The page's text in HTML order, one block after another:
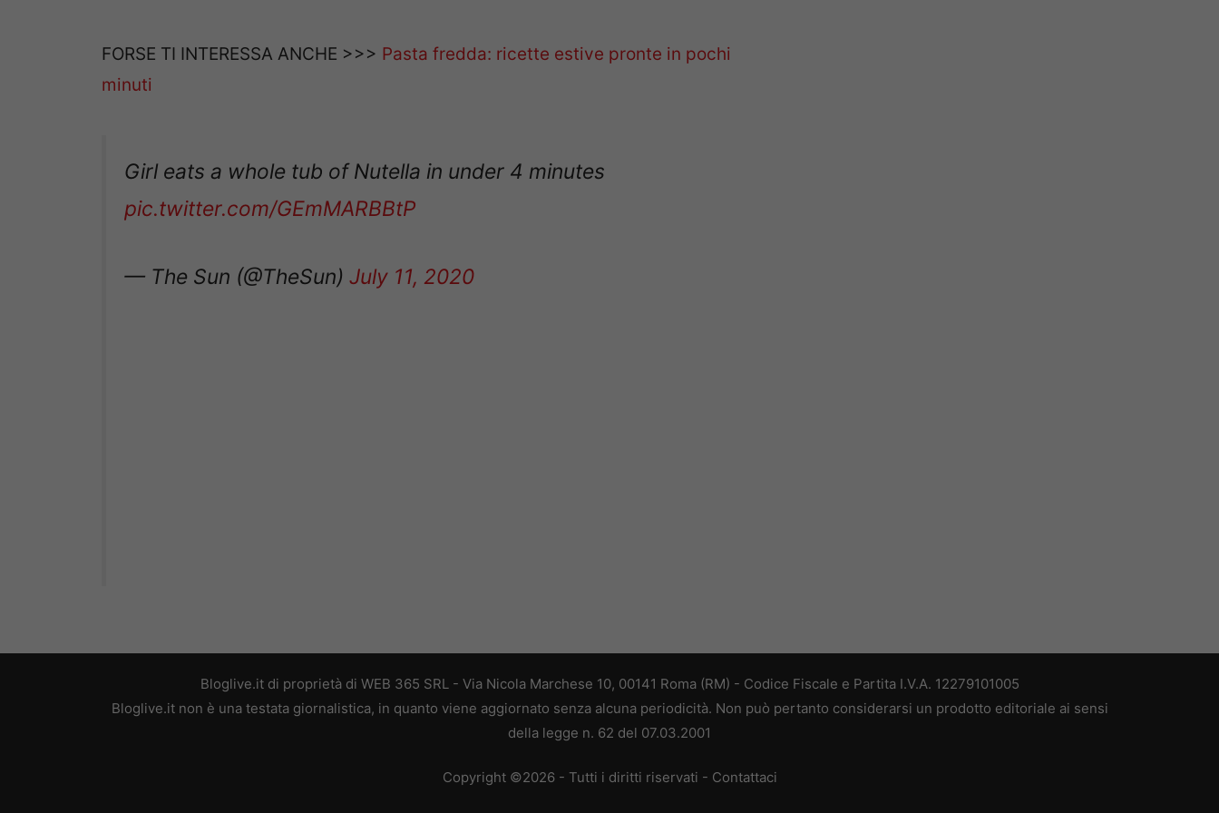
FORSE TI INTERESSA ANCHE >>> Pasta fredda: ricette estive pronte in pochi
minuti
Girl eats a whole tub of Nutella in under 4 minutes
pic.twitter.com/GEmMARBBtP
— The Sun (@TheSun) July 11, 2020
Bloglive.it di proprietà di WEB 365 SRL - Via Nicola Marchese 10, 00141 Roma (RM) - Codice Fiscale e Partita I.V.A. 12279101005
Bloglive.it non è una testata giornalistica, in quanto viene aggiornato senza alcuna periodicità. Non può pertanto considerarsi un prodotto editoriale ai sensi
Copyright ©2026 - Tutti i diritti riservati - Contattaci